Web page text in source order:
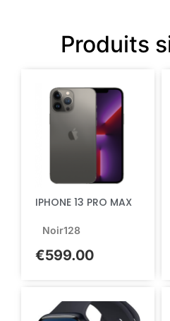
Produits
IPHONE 13 PRO MAX
Noir128
€599.00